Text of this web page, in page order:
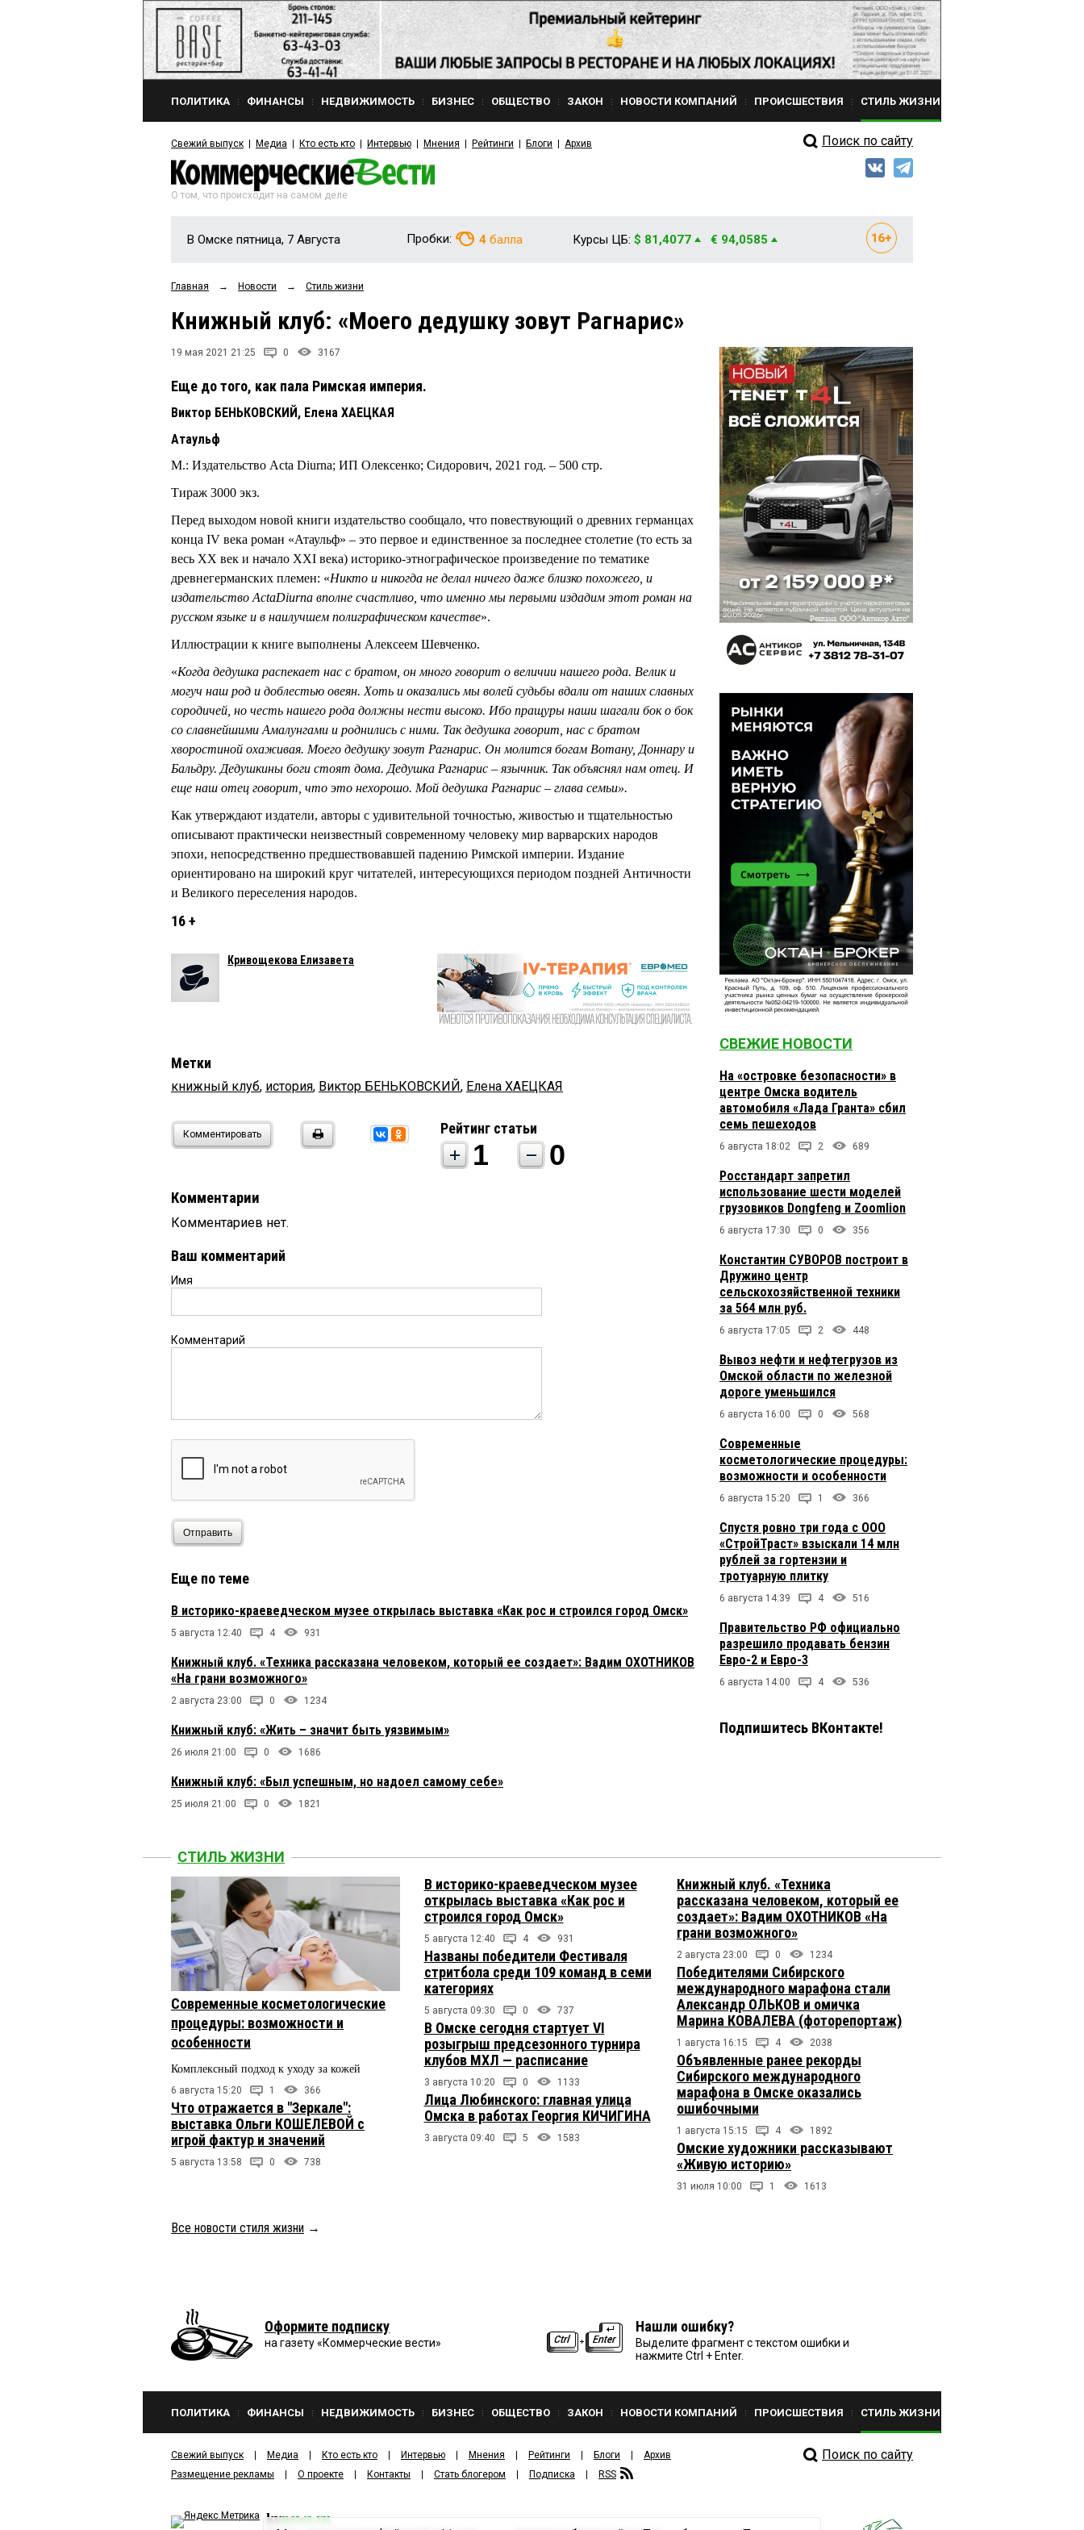
ПОЛИТИКА ФИНАНСЫ НЕДВИЖИМОСТЬ БИЗНЕС ОБЩЕСТВО ЗАКОН НОВОСТИ КОМПАНИЙ ПРОИСШЕСТВИЯ СТИЛЬ ЖИЗНИ
Свежий выпуск Медиа Кто есть кто Интервью Мнения Рейтинги Блоги Архив Поиск по сайту
О том, что происходит на самом деле
В Омске пятница, 7 Августа Пробки: 4 балла Курсы ЦБ: $ 81,4077 € 94,0585
Главная → Новости → Стиль жизни
Книжный клуб: «Моего дедушку зовут Рагнарис»
19 мая 2021 21:25 0 3167
Еще до того, как пала Римская империя.
Виктор БЕНЬКОВСКИЙ, Елена ХАЕЦКАЯ
Атаульф
М.: Издательство Acta Diurna; ИП Олексенко; Сидорович, 2021 год. – 500 стр.
Тираж 3000 экз.
Перед выходом новой книги издательство сообщало, что повествующий о древних германцах
конца IV века роман «Атаульф» – это первое и единственное за последнее столетие (то есть за
весь ХХ век и начало XXI века) историко-этнографическое произведение по тематике
древнегерманских племен: «Никто и никогда не делал ничего даже близко похожего, и
издательство ActaDiurna вполне счастливо, что именно мы первыми издадим этот роман на
русском языке и в наилучшем полиграфическом качестве».
Иллюстрации к книге выполнены Алексеем Шевченко.
«Когда дедушка распекает нас с братом, он много говорит о величии нашего рода. Велик и
могуч наш род и доблестью овеян. Хоть и оказались мы волей судьбы вдали от наших славных
сородичей, но честь нашего рода должны нести высоко. Ибо пращуры наши шагали бок о бок
со славнейшими Амалунгами и роднились с ними. Так дедушка говорит, нас с братом
хворостиной охаживая. Моего дедушку зовут Рагнарис. Он молится богам Вотану, Доннару и
Бальдру. Дедушкины боги стоят дома. Дедушка Рагнарис – язычник. Так объяснял нам отец. И
еще наш отец говорит, что это нехорошо. Мой дедушка Рагнарис – глава семьи».
Как утверждают издатели, авторы с удивительной точностью, живостью и тщательностью
описывают практически неизвестный современному человеку мир варварских народов
эпохи, непосредственно предшествовавшей падению Римской империи. Издание
ориентировано на широкий круг читателей, интересующихся периодом поздней Античности
и Великого переселения народов.
16 +
Кривощекова Елизавета
Метки
книжный клуб, история, Виктор БЕНЬКОВСКИЙ, Елена ХАЕЦКАЯ
Комментировать Рейтинг статьи
1 0
Комментарии
Комментариев нет.
Ваш комментарий
Имя
Комментарий
Отправить
Еще по теме
В историко-краеведческом музее открылась выставка «Как рос и строился город Омск»
5 августа 12:40 4 931
Книжный клуб. «Техника рассказана человеком, который ее создает»: Вадим ОХОТНИКОВ
«На грани возможного»
2 августа 23:00 0 1234
Книжный клуб: «Жить – значит быть уязвимым»
26 июля 21:00 0 1686
Книжный клуб: «Был успешным, но надоел самому себе»
25 июля 21:00 0 1821
СВЕЖИЕ НОВОСТИ
На «островке безопасности» в
центре Омска водитель
автомобиля «Лада Гранта» сбил
семь пешеходов
6 августа 18:02 2 689
Росстандарт запретил
использование шести моделей
грузовиков Dongfeng и Zoomlion
6 августа 17:30 0 356
Константин СУВОРОВ построит в
Дружино центр
сельскохозяйственной техники
за 564 млн руб.
6 августа 17:05 2 448
Вывоз нефти и нефтегрузов из
Омской области по железной
дороге уменьшился
6 августа 16:00 0 568
Современные
косметологические процедуры:
возможности и особенности
6 августа 15:20 1 366
Спустя ровно три года с ООО
«СтройТраст» взыскали 14 млн
рублей за гортензии и
тротуарную плитку
6 августа 14:39 4 516
Правительство РФ официально
разрешило продавать бензин
Евро-2 и Евро-3
6 августа 14:00 4 536
Подпишитесь ВКонтакте!
СТИЛЬ ЖИЗНИ
Современные косметологические
процедуры: возможности и
особенности
Комплексный подход к уходу за кожей
6 августа 15:20 1 366
Что отражается в "Зеркале":
выставка Ольги КОШЕЛЕВОЙ с
игрой фактур и значений
5 августа 13:58 0 738
В историко-краеведческом музее
открылась выставка «Как рос и
строился город Омск»
5 августа 12:40 4 931
Названы победители Фестиваля
стритбола среди 109 команд в семи
категориях
5 августа 09:30 0 737
В Омске сегодня стартует VI
розыгрыш предсезонного турнира
клубов МХЛ — расписание
3 августа 10:20 0 1133
Лица Любинского: главная улица
Омска в работах Георгия КИЧИГИНА
3 августа 09:40 5 1583
Книжный клуб. «Техника
рассказана человеком, который ее
создает»: Вадим ОХОТНИКОВ «На
грани возможного»
2 августа 23:00 0 1234
Победителями Сибирского
международного марафона стали
Александр ОЛЬКОВ и омичка
Марина КОВАЛЕВА (фоторепортаж)
1 августа 16:15 4 2038
Объявленные ранее рекорды
Сибирского международного
марафона в Омске оказались
ошибочными
1 августа 15:15 4 1892
Омские художники рассказывают
«Живую историю»
31 июля 10:00 1 1613
Все новости стиля жизни →
Оформите подписку
на газету «Коммерческие вести»
Нашли ошибку?
Выделите фрагмент с текстом ошибки и
нажмите Ctrl + Enter.
ПОЛИТИКА ФИНАНСЫ НЕДВИЖИМОСТЬ БИЗНЕС ОБЩЕСТВО ЗАКОН НОВОСТИ КОМПАНИЙ ПРОИСШЕСТВИЯ СТИЛЬ ЖИЗНИ
Свежий выпуск Медиа Кто есть кто Интервью Мнения Рейтинги Блоги
Архив
Размещение рекламы
О проекте Контакты Стать блогером Подписка RSS
Поиск по сайту
kvnews.ru